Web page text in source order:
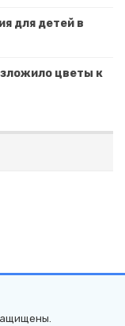
для детей в
цветы к